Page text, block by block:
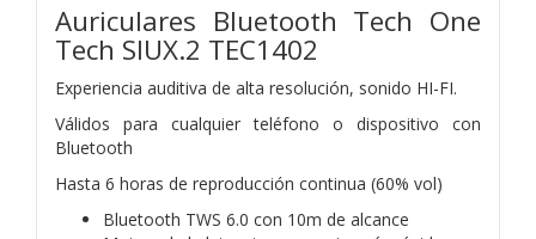
Auriculares Bluetooth Tech One
Tech SIUX.2 TEC1402
Experiencia auditiva de alta resolución, sonido HI-FI.
Válidos para cualquier teléfono o dispositivo con
Bluetooth
Hasta 6 horas de reproducción continua (60% vol)
Bluetooth TWS 6.0 con 10m de alcance